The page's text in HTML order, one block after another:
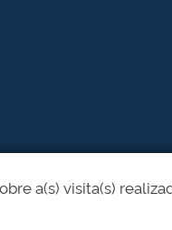
a(s) visita(s)